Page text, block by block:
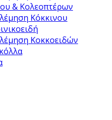
& Κολεοπτέρων
Κόκκινου
Κοκκοειδών